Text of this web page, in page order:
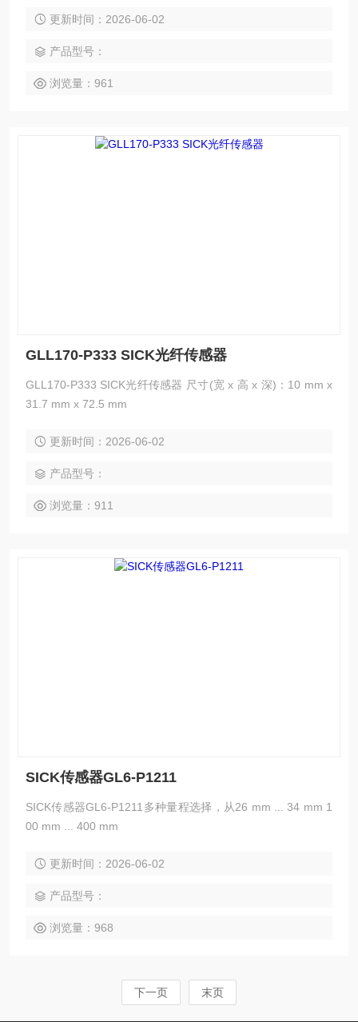
材质。此外，圆柱形光电传感器有不同的外壳形状可供选择，
和智能电子设备确保了该产品系列的高可用性。
更新时间：2026-06-02
产品型号：
浏览量：961
GLL170-P333 SICK光纤传感器
GLL170-P333 SICK光纤传感器 尺寸(宽 x 高 x 深)：10 mm x
31.7 mm x 72.5 mm
更新时间：2026-06-02
产品型号：
浏览量：911
SICK传感器GL6-P1211
SICK传感器GL6-P1211多种量程选择，从26 mm ... 34 mm 1
00 mm ... 400 mm
更新时间：2026-06-02
产品型号：
浏览量：968
下一页 末页